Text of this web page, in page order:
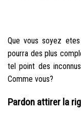
Que vous soyez
pourra des plus
tel point des
Comme vous?
Pardon attirer la